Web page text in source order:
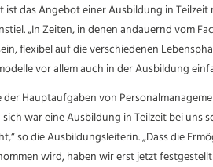
das Angebot einer Ausbildung in Teilzeit
„In Zeiten, in denen andauernd vom
flexibel auf die verschiedenen
vor allem auch in der Ausbildung
Hauptaufgaben von
war eine Ausbildung in Teilzeit bei uns
so die Ausbildungsleiterin. „Dass die
wird, haben wir erst jetzt festgestellt